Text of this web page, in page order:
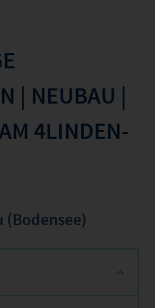
| NEUBAU |
4LINDEN-
(Bodensee)